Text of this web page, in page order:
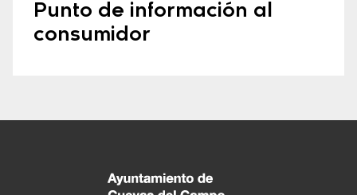
Punto de información al
consumidor